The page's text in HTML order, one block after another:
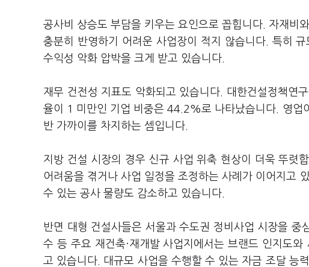
공사비 상승도 부담을 키우는 요인으로 꼽힙니다. 자재비
충분히 반영하기 어려운 사업장이 적지 않습니다. 특히
수익성 악화 압박을 크게 받고 있습니다.
재무 건전성 지표도 악화되고 있습니다. 대한건설정책연
율이 1 미만인 기업 비중은 44.2%로 나타났습니다. 영업
반 가까이를 차지하는 셈입니다.
지방 건설 시장의 경우 신규 사업 위축 현상이 더욱 뚜렷
어려움을 겪거나 사업 일정을 조정하는 사례가 이어지고
수 있는 공사 물량도 감소하고 있습니다.
반면 대형 건설사들은 서울과 수도권 정비사업 시장을
수 등 주요 재건축·재개발 사업지에서는 브랜드 인지도
고 있습니다. 대규모 사업을 수행할 수 있는 자금 조달 능